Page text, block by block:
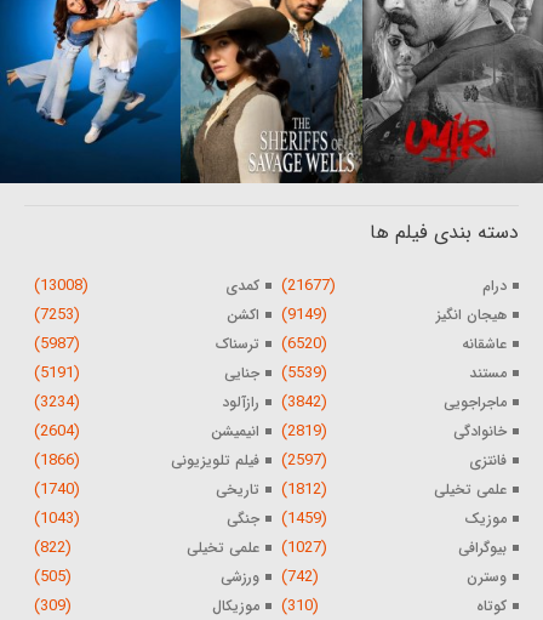
دسته بندی فیلم ها
درام (21677) کمدی (13008)
هیجان انگیز (9149) اکشن (7253)
عاشقانه (6520) ترسناک (5987)
مستند (5539) جنایی (5191)
ماجراجویی (3842) رازآلود (3234)
خانوادگی (2819) انیمیشن (2604)
فانتزی (2597) فیلم تلویزیونی (1866)
علمی تخیلی (1812) تاریخی (1740)
موزیک (1459) جنگی (1043)
بیوگرافی (1027) علمی تخیلی (822)
وسترن (742) ورزشی (505)
کوتاه (310) موزیکال (309)